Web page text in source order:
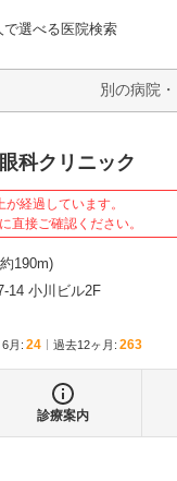
で選べる医院検索
なび
科クリニック
経過しています。
直接ご確認ください。
190m)
14 小川ビル2F
6月 : 24 過去12ヶ月: 263
診療案内